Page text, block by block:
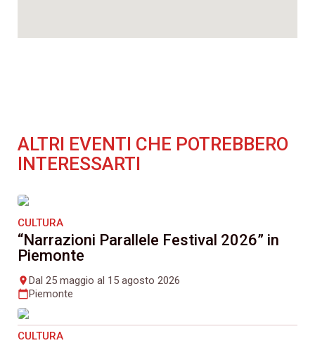
ALTRI EVENTI CHE POTREBBERO
INTERESSARTI
CULTURA
“Narrazioni Parallele Festival 2026” in
Piemonte
placeDal 25 maggio al 15 agosto 2026
calendar_todayPiemonte
CULTURA